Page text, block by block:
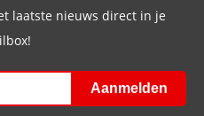
laatste nieuws direct in je